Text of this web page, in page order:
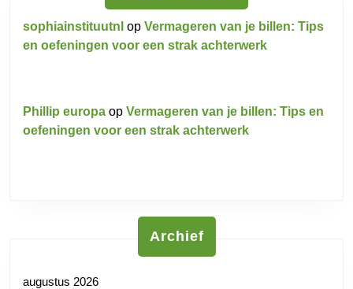
sophiainstituutnl op Vermageren van je billen: Tips
en oefeningen voor een strak achterwerk
Phillip europa op Vermageren van je billen: Tips en
oefeningen voor een strak achterwerk
Archief
augustus 2026